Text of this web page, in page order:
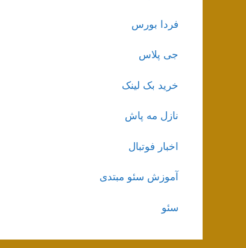
فردا بورس
جی پلاس
خرید بک لینک
نازل مه پاش
اخبار فوتبال
آموزش سئو مبتدی
سئو